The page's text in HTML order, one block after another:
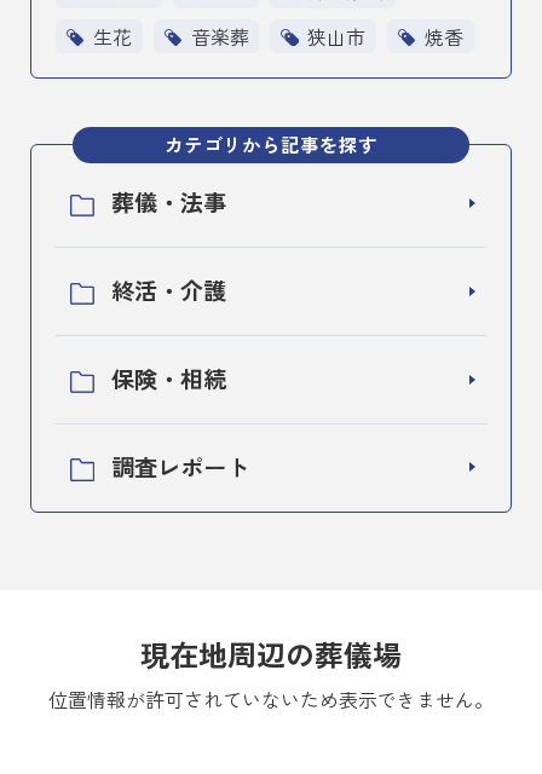
生花
音楽葬 狭山市 焼香
カテゴリから記事を探す
葬儀・法事
終活・介護
保険・相続
調査レポート
現在地周辺の葬儀場
位置情報が許可されていないため表示できません。